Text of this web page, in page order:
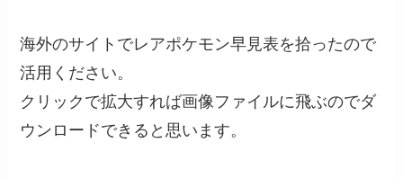
海外のサイトでレアポケモン早見表を拾ったので
活用ください。
クリックで拡大すれば画像ファイルに飛ぶのでダ
ウンロードできると思います。